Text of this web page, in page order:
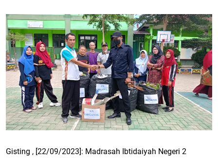
Gisting , [22/09/2023]: Madrasah Ibtidaiyah Negeri 2